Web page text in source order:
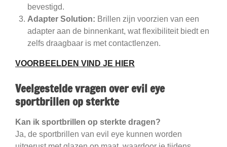
bevestigd.
Adapter Solution: Brillen zijn voorzien van een
adapter aan de binnenkant, wat flexibiliteit biedt en
zelfs draagbaar is met contactlenzen.
VOORBEELDEN VIND JE HIER
Veelgestelde vragen over evil eye
sportbrillen op sterkte
Kan ik sportbrillen op sterkte dragen?
Ja, de sportbrillen van evil eye kunnen worden